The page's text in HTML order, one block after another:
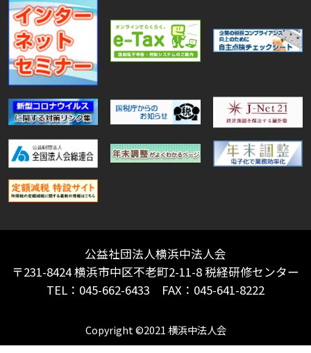
公益社団法人横浜中法人会
〒231-8424 横浜市中区不老町2-11-8 税経研修センター
TEL：045-662-6433 FAX：045-641-8222
Copyright ©2021 横浜中法人会